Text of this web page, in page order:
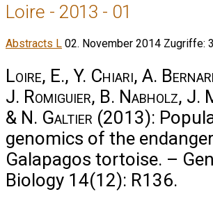
Loire - 2013 - 01
Abstracts L 02. November 2014 Zugriffe:
Loire, E., Y. Chiari, A.
J. Romiguier, B. Nabholz, J.
& N. Galtier (2013):
genomics of the
Galapagos tortoise. –
Biology 14(12): R136.